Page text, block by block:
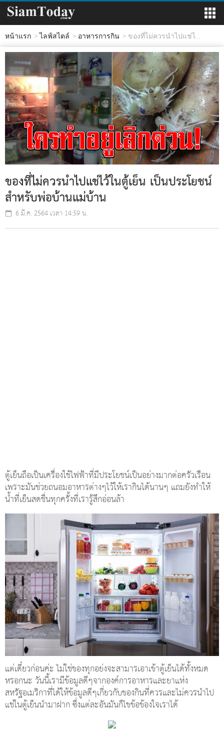
หน้าแรก ไลฟ์สไตล์ อาหารการกิน ของที่ไม่ควรนำไปแช่ไ...
ของที่ไม่ควรนำไปแช่ไว้ในตู้เย็น เป็นประโยชน์
สำหรับพ่อบ้านแม่บ้าน
6 มี.ค. 2564 เวลา 14:59 น.
ตู้เย็นถือเป็นเครื่องใช้ไฟฟ้าที่มีประโยชน์เป็นอย่างมากต่อครัวเรือน
เพราะมันช่วยถนอมอาหารต่างๆไว้ให้เรากินได้นานๆ แถมยังทำให้
น้ำที่เย็นสดชื่นทุกครั้งที่เรารู้สึกอ่อนล้า
แต่เดี๋ยวก่อนค่ะ ไม่ใช่ของทุกอย่งจะสามารเอาเข้าตู้เย็นได้ทั้งหมด
หรอกนะ วันนี้เรามีข้อมูลดีๆจากองค์การอาหารและยาแห่ง
สหรัฐอเมริกาที่ได้ให้ข้อมูลดีๆเกี่ยวกับของกินที่ควรและไม่ควรนำไป
แช่ในตู้เย็นนำมาฝาก ซึ่งแต่ละอันมันก็ไขข้อข้องใจเราได้